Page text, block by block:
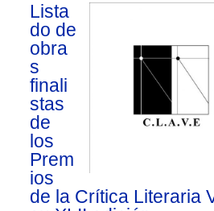
Lista
do de
obra
s
finali
stas
de
los
Prem
ios
de la Crítica Literaria